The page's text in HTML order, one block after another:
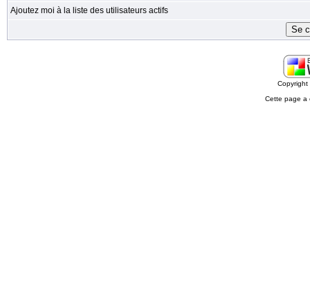
Ajoutez moi à la liste des utilisateurs actifs
Cette page a